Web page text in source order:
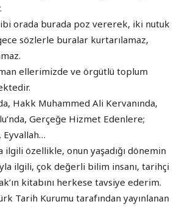
orada burada poz vererek, iki nutuk
sözlerle buralar kurtarılamaz,
ellerimizde ve örgütlü toplum
Hakk Muhammed Ali Kervanında,
Gerçeğe Hizmet Edenlere;
Eyvallah…
ilgili özellikle, onun yaşadığı dönemin
ilgili, çok değerli bilim insanı, tarihçi
kitabını herkese tavsiye ederim.
Tarih Kurumu tarafından yayınlanan